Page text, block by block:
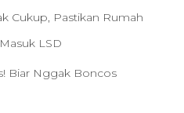
Cukup, Pastikan Rumah
LSD
Biar Nggak Boncos